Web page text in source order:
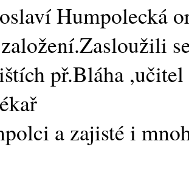
Humpolecká
př.Bláha
a zajisté i